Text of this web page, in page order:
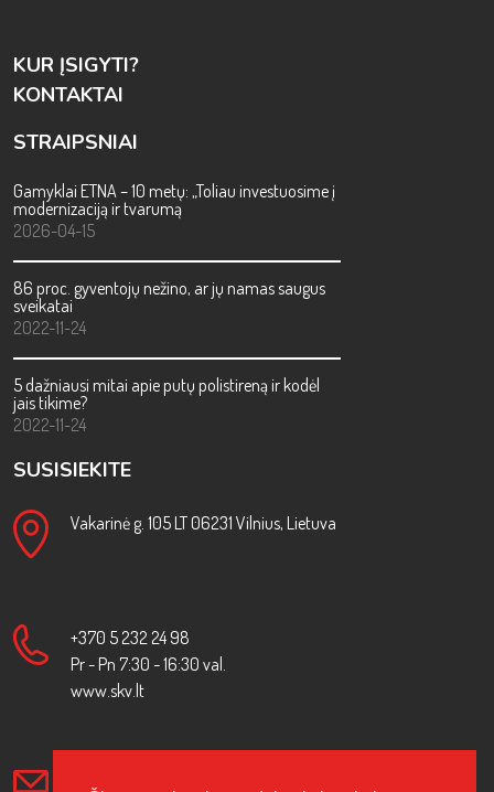
KUR ĮSIGYTI?
KONTAKTAI
STRAIPSNIAI
Gamyklai ETNA – 10 metų: „Toliau investuosime į
modernizaciją ir tvarumą
2026-04-15
86 proc. gyventojų nežino, ar jų namas saugus
sveikatai
2022-11-24
5 dažniausi mitai apie putų polistireną ir kodėl
jais tikime?
2022-11-24
SUSISIEKITE
Vakarinė g. 105 LT 06231 Vilnius, Lietuva
+370 5 232 24 98
Pr - Pn 7:30 - 16:30 val.
www.skv.lt
info [at] skv.lt